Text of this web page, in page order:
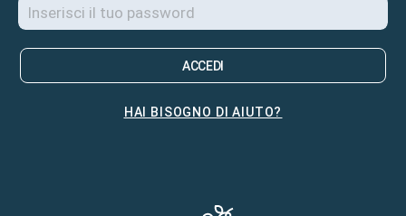
ACCEDI
HAI BISOGNO DI AIUTO?